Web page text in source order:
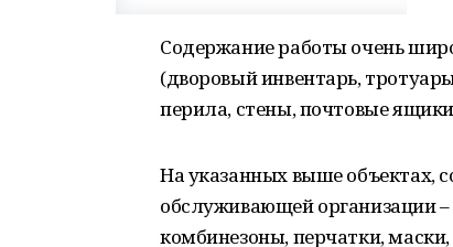
Содержание работы очень
(дворовый инвентарь,
перила, стены, почтовые
На указанных выше объектах,
обслуживающей организации
комбинезоны, перчатки,